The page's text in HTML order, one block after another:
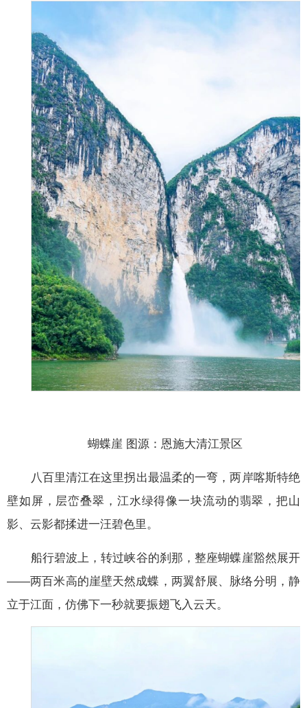
蝴蝶崖 图源：恩施大清江景区
八百里清江在这里拐出最温柔的一弯，两岸喀斯特绝
壁如屏，层峦叠翠，江水绿得像一块流动的翡翠，把山
影、云影都揉进一汪碧色里。
船行碧波上，转过峡谷的刹那，整座蝴蝶崖豁然展开
——两百米高的崖壁天然成蝶，两翼舒展、脉络分明，静
立于江面，仿佛下一秒就要振翅飞入云天。